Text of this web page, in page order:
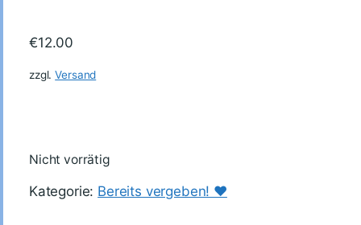
€12.00
zzgl.Versand
Nicht vorrätig
Kategorie: Bereits vergeben! ♥️